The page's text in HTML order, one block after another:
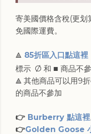
寄美國價格含稅(更
免國際運費。
🔺 85折區入口點這裡
標示 Ø 和 ■ 商品不參
🔺 其他商品可以用9
的商品不參加
👉 Burberry 點這裡
👉Golden Goose